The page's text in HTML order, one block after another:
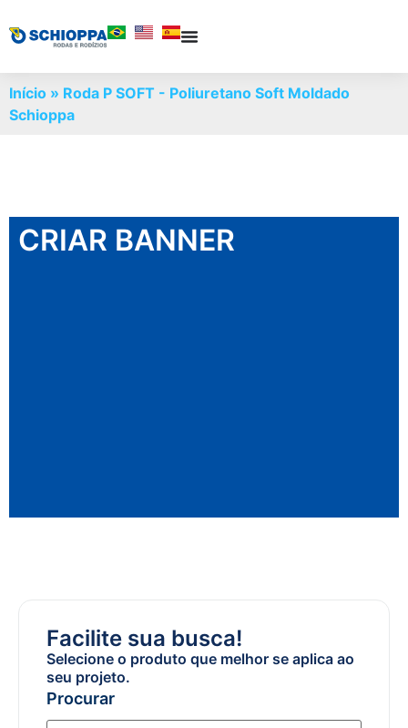
Início » Roda P SOFT - Poliuretano Soft Moldado
Schioppa
CRIAR BANNER
Facilite sua busca!
Selecione o produto que melhor se aplica ao
seu projeto.
Procurar